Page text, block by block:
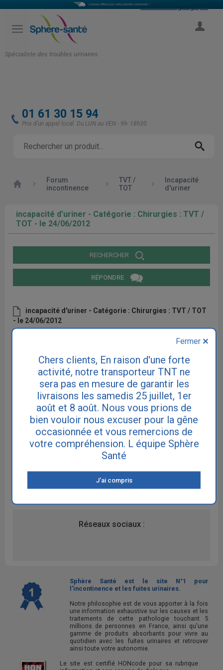
Spécialiste des troubles urinaires
Select Language
01 61 30 15 94
Prix d'un appel local. Du LUN au VEN - 9h- 18h30
Accueil
Forum
incontinence
TVT /
TOT
Incapacité
d'uriner
incapacité d'uriner - Catégorie : Chirurgies : TVT /
TOT - le 24/06/2012
RECHERCHER
RÉPONDRE
incapacité d'uriner - Catégorie : Chirurgies : TVT / TOT
- le 24/06/2012
mettre les sondes pour la 3e fois aussi, j'ai du sang dans mon urine,
je commence à regretter mon choix d'avoir fait installer cette
bandelette, que dois-je m'attendre?
RÉPONDRE
Articles d'information relatifs au sujet de cette
La bandelette pour les fuites urinaires
Réseaux sociaux :
Sphère Santé est le site N°1 pour
l'incontinence et les fuites urinaires.
Notre philosophie est de vous apporter à la fois
une information exhaustive sur les causes et les
traitements de cette pathologie touchant 5
millions de personnes en France, ainsi qu'une
gamme de produits absorbants pour vivre au
quotidien avec les fuites urinaires et retrouver
ainsi toute votre autonomie.
Le site est certifié HONcode pour sa rubrique
Chers clients, En raison d'une forte
activité, notre transporteur TNT ne
sera pas en mesure de garantir les
livraisons les samedis 25 juillet, 1er
août et 8 août. Nous vous prions de
bien vouloir nous excuser pour la gêne
occasionnée et vous remercions de
votre compréhension. L équipe Sphère
Santé
J'ai compris
Fermer